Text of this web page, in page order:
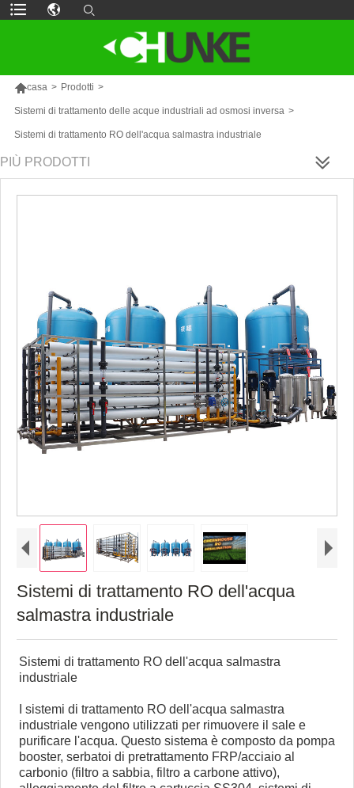
casa > Prodotti >
Sistemi di trattamento delle acque industriali ad osmosi inversa >
Sistemi di trattamento RO dell'acqua salmastra industriale
PIÙ PRODOTTI
Sistemi di trattamento RO dell'acqua
salmastra industriale
Sistemi di trattamento RO dell'acqua salmastra
industriale
I sistemi di trattamento RO dell'acqua salmastra
industriale vengono utilizzati per rimuovere il sale e
purificare l'acqua. Questo sistema è composto da pompa
booster, serbatoi di pretrattamento FRP/acciaio al
carbonio (filtro a sabbia, filtro a carbone attivo),